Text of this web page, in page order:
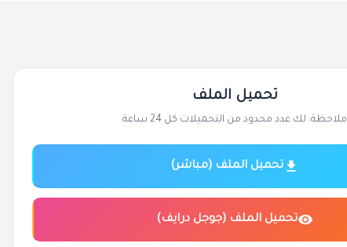
تحميل الملف
ملاحظة: لك عدد محدود من التحميلات كل 24 ساعة
تحميل الملف (مباشر)
تحميل الملف (جوجل درايف)